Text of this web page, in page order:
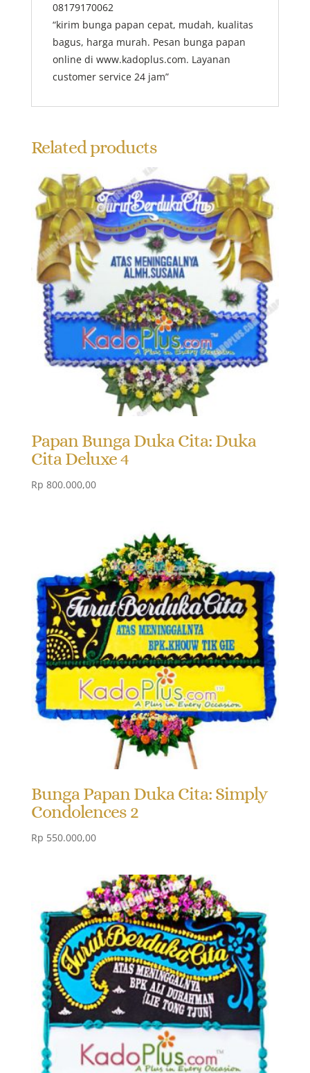
08179170062
“kirim bunga papan cepat, mudah, kualitas
bagus, harga murah. Pesan bunga papan
online di www.kadoplus.com. Layanan
customer service 24 jam”
Related products
Papan Bunga Duka Cita: Duka
Cita Deluxe 4
Rp 800.000,00
Bunga Papan Duka Cita: Simply
Condolences 2
Rp 550.000,00